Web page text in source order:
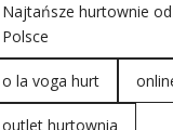
Najtańsze hurtownie
Polsce
o la voga hurt
outlet hurtownia